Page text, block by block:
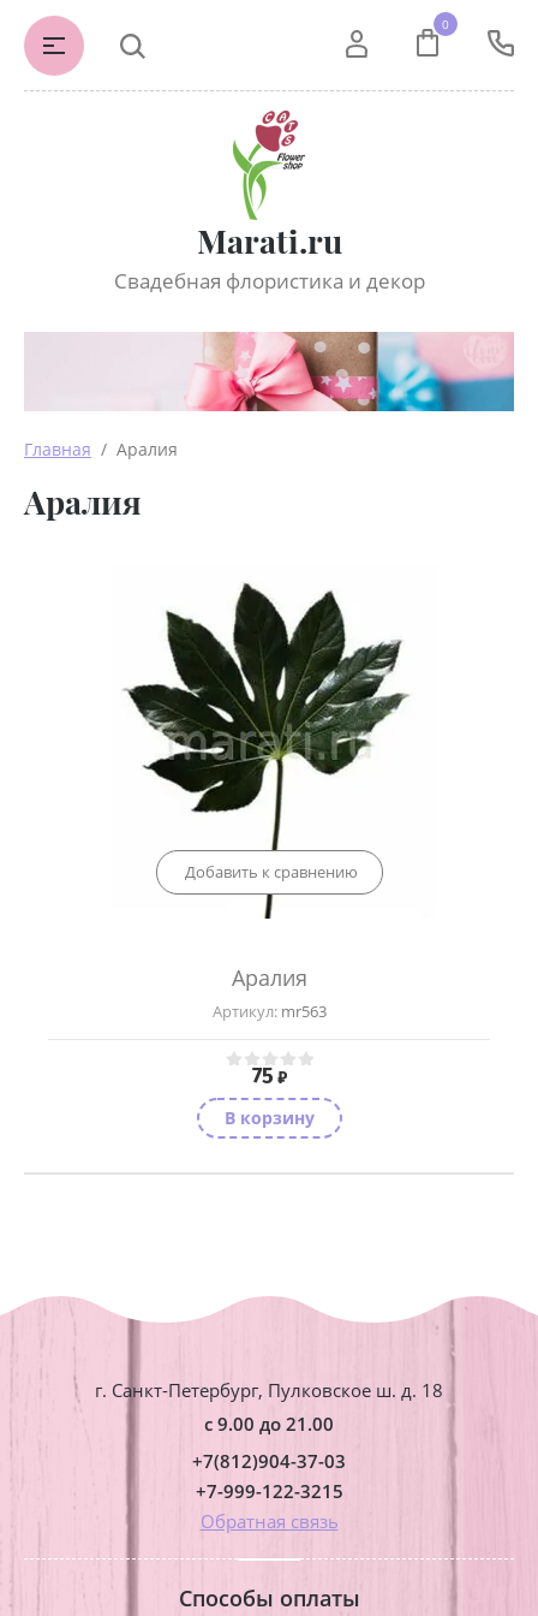
Marati.ru
Свадебная флористика и декор
0
Главная
  /  Аралия
Аралия
Добавить к сравнению
Аралия
Артикул:mr563
75 ₽
В корзину
г. Санкт-Петербург, Пулковское ш. д. 18
с 9.00 до 21.00
+7(812)904-37-03
+7-999-122-3215
Обратная связь
Способы оплаты